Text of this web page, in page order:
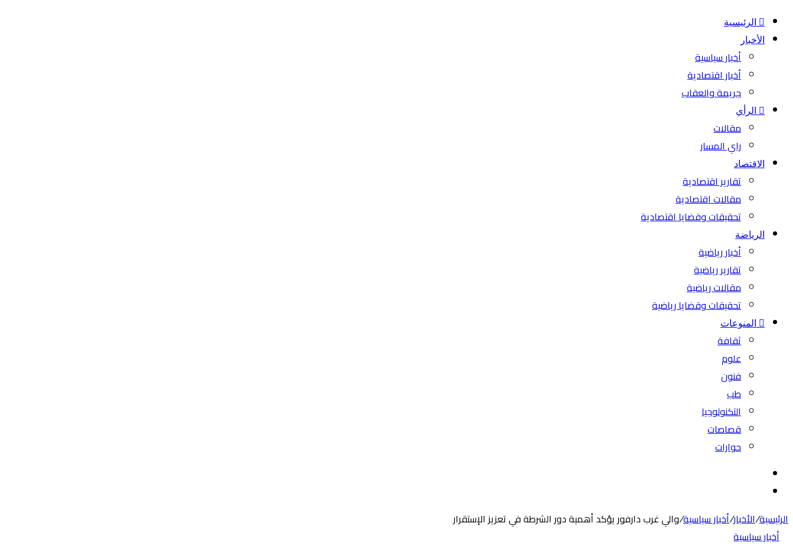
الرئيسية
الأخبار
أخبار سياسية
أخبار اقتصادية
جريمة والعقاب
الرأي
مقالات
راي المسار
الاقتصاد
تقارير اقتصادية
مقالات اقتصادية
تحقيقات وقضايا اقتصادية
الرياضة
أخبار رياضية
تقارير رياضية
مقالات رياضية
تحقيقات وقضايا رياضية
المنوعات
ثقافة
علوم
فنون
طب
التكنولوجيا
قصاصات
حوارات
الرئيسية/الأخبار/أخبار سياسية/والي غرب دارفور يؤكد أهمية دور الشرطة في تعزيز الإستقرار
أخبار سياسية